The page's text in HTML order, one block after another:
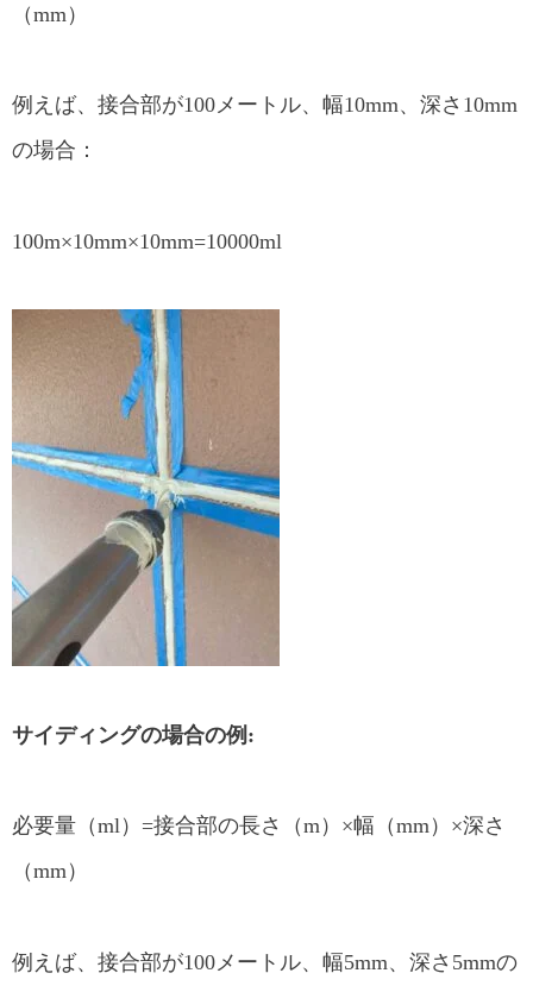
（mm）
例えば、接合部が100メートル、幅10mm、深さ10mm
の場合：
100m×10mm×10mm=10000ml
サイディングの場合の例:
必要量（ml）=接合部の長さ（m）×幅（mm）×深さ
（mm）
例えば、接合部が100メートル、幅5mm、深さ5mmの